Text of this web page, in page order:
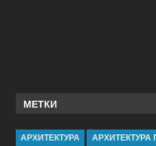
МЕТКИ
АРХИТЕКТУРА
АРХИТЕКТУРА